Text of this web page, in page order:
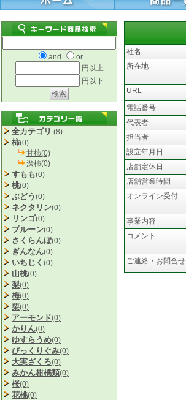
and
or
円以上
円以下
全カテゴリ (8)
柿(0)
甘柿(0)
渋柿(0)
すもも(0)
桃(0)
ぶどう (0)
ネクタリン(0)
リンゴ(0)
プルーン(0)
さくらんぼ(0)
ぎんなん(0)
いちじく (0)
山桃(0)
梨(0)
梅(0)
栗(0)
アーモンド(0)
かりん(0)
ゆすらうめ(0)
びっくりぐみ(0)
大実ざくろ(0)
みかん柑橘類(0)
桜(0)
花桃(0)
社名
所在地
URL
電話番号
代表者
担当者
設立年月日
店舗定休日
店舗営業時間
オンライン受付
事業内容
コメント
ご連絡・お問合せ